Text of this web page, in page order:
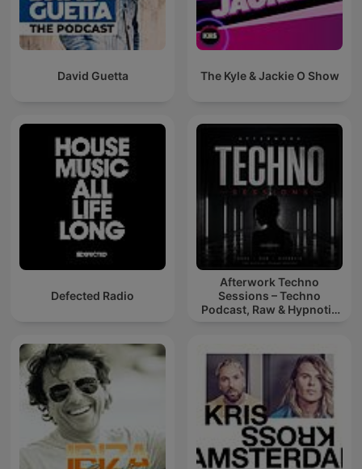
David Guetta The Kyle & Jackie O Show
Defected Radio
Afterwork Techno
Sessions – Techno
Podcast, Raw & Hypnotic